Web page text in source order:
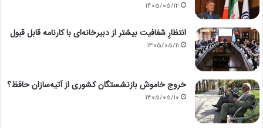
1405/05/12
انتظارِ شفافیت بیشتر از دبیرخانه‌ای با کارنامه قابل قبول
1405/05/11
خروج خاموش بازنشستگان کشوری از آتیه‌سازان حافظ؟
1405/05/10